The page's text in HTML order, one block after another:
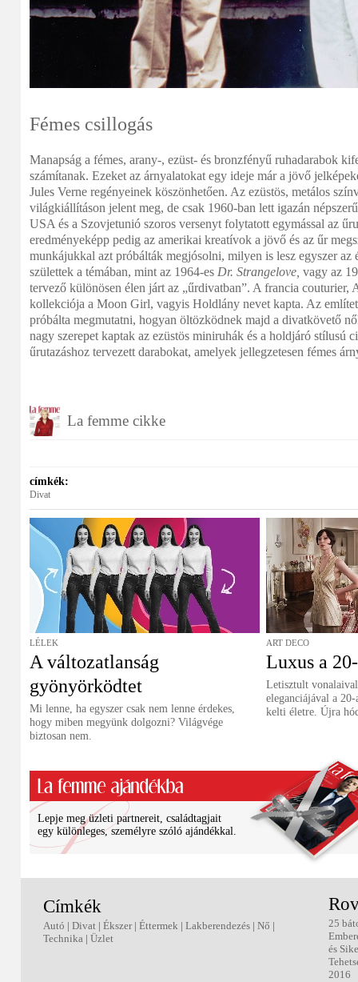
Fémes csillogás
Manapság a fémes, arany-, ezüst- és bronzfényű ruhadarabok
számítanak. Ezeket az árnyalatokat egy ideje már a jövő
Jules Verne regényeinek köszönhetően. Az ezüstös, metálos
világkiállításon jelent meg, de csak 1960-ban lett igazán
USA és a Szovjetunió szoros versenyt folytatott egymással az
eredményeképp pedig az amerikai kreatívok a jövő és az űr
munkájukkal azt próbálták megjósolni, milyen is lesz egyszer
születtek a témában, mint az 1964-es Dr. Strangelove, vagy az
tervező különösen élen járt az „űrdivatban”. A francia couturier,
kollekciója a Moon Girl, vagyis Holdlány nevet kapta. Az
próbálta megmutatni, hogyan öltözködnek majd a divatkövető
nagy szerepet kaptak az ezüstös miniruhák és a holdjáró stílusú
űrutazáshoz tervezett darabokat, amelyek jellegzetesen fémes
La femme cikke
címkék:
Divat
LÉLEK
A változatlanság
gyönyörködtet
Mi lenne, ha egyszer csak nem lenne érdekes,
hogy miben megyünk dolgozni? Világvége
biztosan nem.
ART DECO
Luxus a
Letisztult
eleganciájával a
kelti életre. Újra
Lepje meg üzleti partnereit, családtagjait
egy különleges, személyre szóló ajándékkal.
Címkék
Autó | Divat | Ékszer| Éttermek | Lakberendezés | Nő |
Technika | Üzlet
25
és
2016